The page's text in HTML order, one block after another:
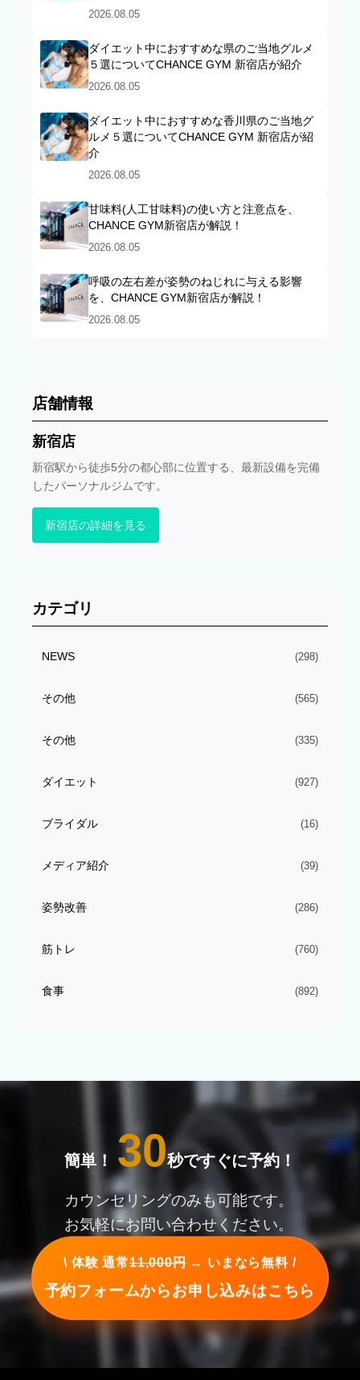
2026.08.05
ダイエット中におすすめな県のご当地グルメ
５選についてCHANCE GYM 新宿店が紹介
2026.08.05
ダイエット中におすすめな香川県のご当地グ
ルメ５選についてCHANCE GYM 新宿店が紹
介
2026.08.05
甘味料(人工甘味料)の使い方と注意点を、
CHANCE GYM新宿店が解説！
2026.08.05
呼吸の左右差が姿勢のねじれに与える影響
を、CHANCE GYM新宿店が解説！
2026.08.05
店舗情報
新宿店
新宿駅から徒歩5分の都心部に位置する、最新設備を完備
したパーソナルジムです。
新宿店の詳細を見る
カテゴリ
NEWS (298)
その他 (565)
その他 (335)
ダイエット (927)
ブライダル (16)
メディア紹介 (39)
姿勢改善 (286)
筋トレ (760)
食事 (892)
簡単！ 30秒ですぐに予約！
カウンセリングのみも可能です。
お気軽にお問い合わせください。
\ 体験 通常11,000円→ いまなら無料 /
予約フォームからお申し込みはこちら